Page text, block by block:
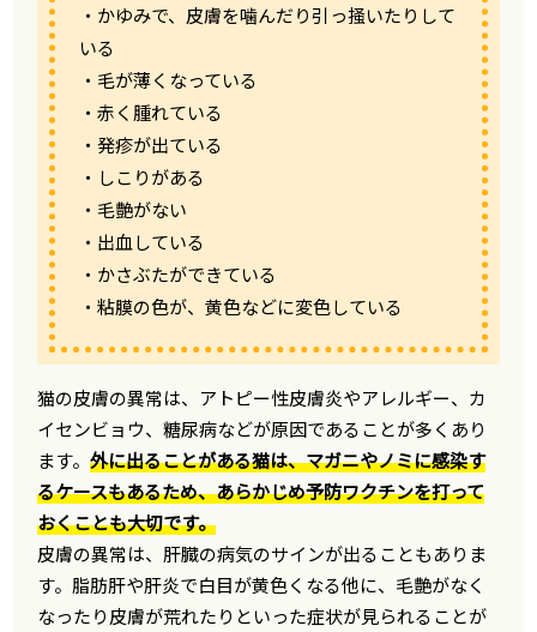
・かゆみで、皮膚を噛んだり引っ掻いたりして
いる
・毛が薄くなっている
・赤く腫れている
・発疹が出ている
・しこりがある
・毛艶がない
・出血している
・かさぶたができている
・粘膜の色が、黄色などに変色している
猫の皮膚の異常は、アトピー性皮膚炎やアレルギー、カ
イセンビョウ、糖尿病などが原因であることが多くあり
ます。外に出ることがある猫は、マガニやノミに感染す
るケースもあるため、あらかじめ予防ワクチンを打って
おくことも大切です。
皮膚の異常は、肝臓の病気のサインが出ることもありま
す。脂肪肝や肝炎で白目が黄色くなる他に、毛艶がなく
なったり皮膚が荒れたりといった症状が見られることが